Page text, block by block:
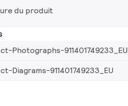
du produit
Photographs-911401749233_EU
Diagrams-911401749233_EU